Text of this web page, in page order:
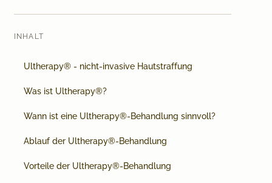
INHALT
Ultherapy® - nicht-invasive Hautstraffung
Was ist Ultherapy®?
Wann ist eine Ultherapy®-Behandlung sinnvoll?
Ablauf der Ultherapy®-Behandlung
Vorteile der Ultherapy®-Behandlung
Dr. Sabine Bruckert Skincare